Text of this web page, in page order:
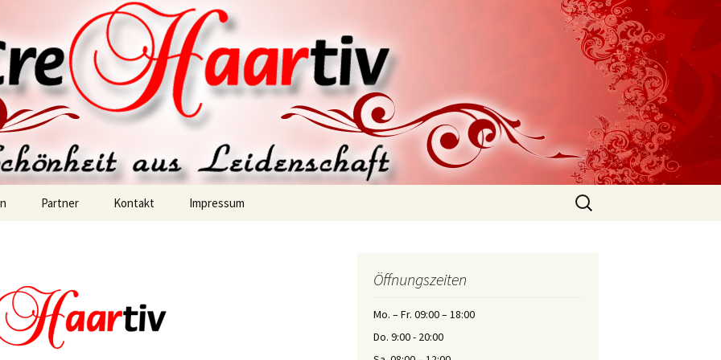
Furth
Organische Glättung
Partner Kontakt Impressum
Suche
nach:
Öffnungszeiten
Mo. – Fr. 09:00 – 18:00
Do. 9:00 - 20:00